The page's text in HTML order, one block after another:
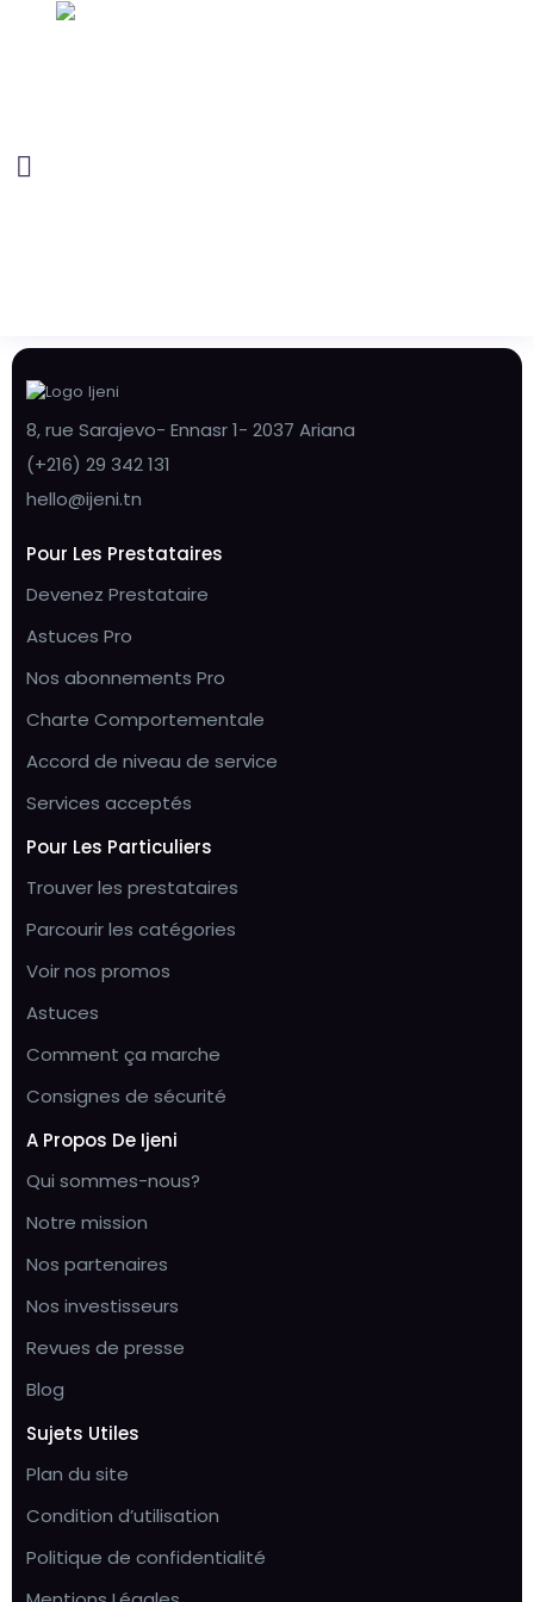
8, rue Sarajevo- Ennasr 1- 2037 Ariana
(+216) 29 342 131
hello@ijeni.tn
Pour Les Prestataires
Devenez Prestataire
Astuces Pro
Nos abonnements Pro
Charte Comportementale
Accord de niveau de service
Services acceptés
Pour Les Particuliers
Trouver les prestataires
Parcourir les catégories
Voir nos promos
Astuces
Comment ça marche
Consignes de sécurité
A Propos De Ijeni
Qui sommes-nous?
Notre mission
Nos partenaires
Nos investisseurs
Revues de presse
Blog
Sujets Utiles
Plan du site
Condition d’utilisation
Politique de confidentialité